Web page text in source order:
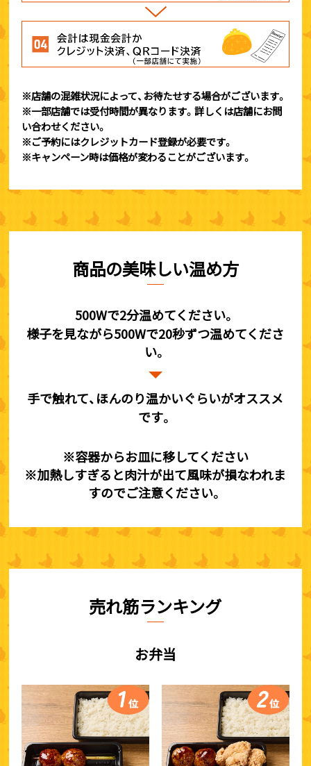
※店舗の混雑状況によって、お待たせする場合がございます。
※一部店舗では受付時間が異なります。詳しくは店舗にお問
い合わせください。
※ご予約にはクレジットカード登録が必要です。
※キャンペーン時は価格が変わることがございます。
商品の美味しい温め方
500Wで2分温めてください。
様子を見ながら500Wで20秒ずつ温めてくださ
い。
手で触れて、ほんのり温かいぐらいがオススメ
です。
※容器からお皿に移してください
※加熱しすぎると肉汁が出て風味が損なわれま
すのでご注意ください。
売れ筋ランキング
お弁当